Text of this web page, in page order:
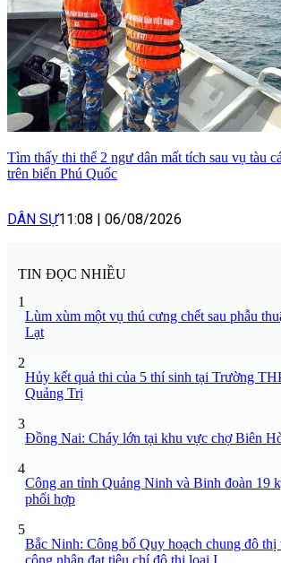
Tìm thấy thi thể 2 ngư dân mất tích sau vụ tàu
trên biển Phú Quốc
DÂN SỰ11:08 06/08/2026
TIN ĐỌC NHIỀU
1
Lùm xùm một vụ thú cưng chết sau phẫu
Lạt
2
Hủy kết quả thi của 5 thí sinh tại Trường
Quảng Trị
3
Đồng Nai: Cháy lớn tại khu vực chợ Biên
4
Công an tỉnh Quảng Ninh và Binh đoàn 19
phối hợp
5
Bắc Ninh: Công bố Quy hoạch chung đô thị
công nhận đạt tiêu chí đô thị loại I